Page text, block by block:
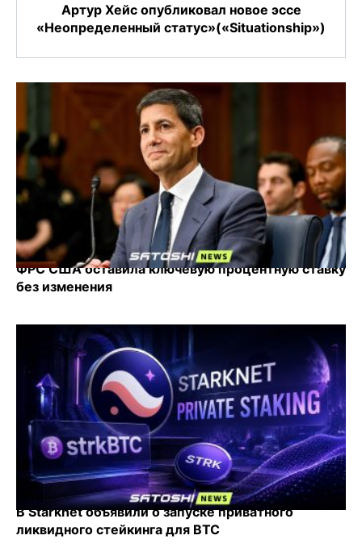
Артур Хейс опубликовал новое эссе
«Неопределенный статус»(«Situationship»)
ФРС США оставила ключевую процентную ставку
без изменения
В Starknet объявили о запуске приватного
ликвидного стейкинга для BTC